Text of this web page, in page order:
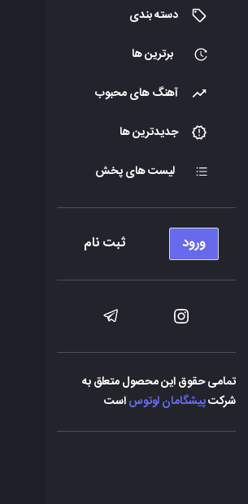
دسته بندی
برترین ها
آهنگ های محبوب
جدیدترین ها
لیست های پخش
ورود ثبت نام
تمامی حقوق این محصول متعلق به
شرکتپیشگامان لوتوساست